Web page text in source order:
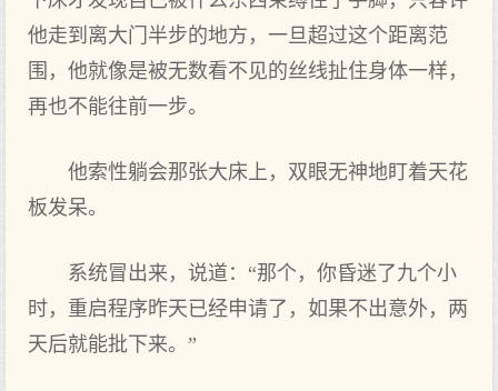
他走到离大门半步的地方，一旦超过这个距离范
围，他就像是被无数看不见的丝线扯住身体一样，
再也不能往前一步。
他索性躺会那张大床上，双眼无神地盯着天花
板发呆。
系统冒出来，说道：“那个，你昏迷了九个小
时，重启程序昨天已经申请了，如果不出意外，两
天后就能批下来。”